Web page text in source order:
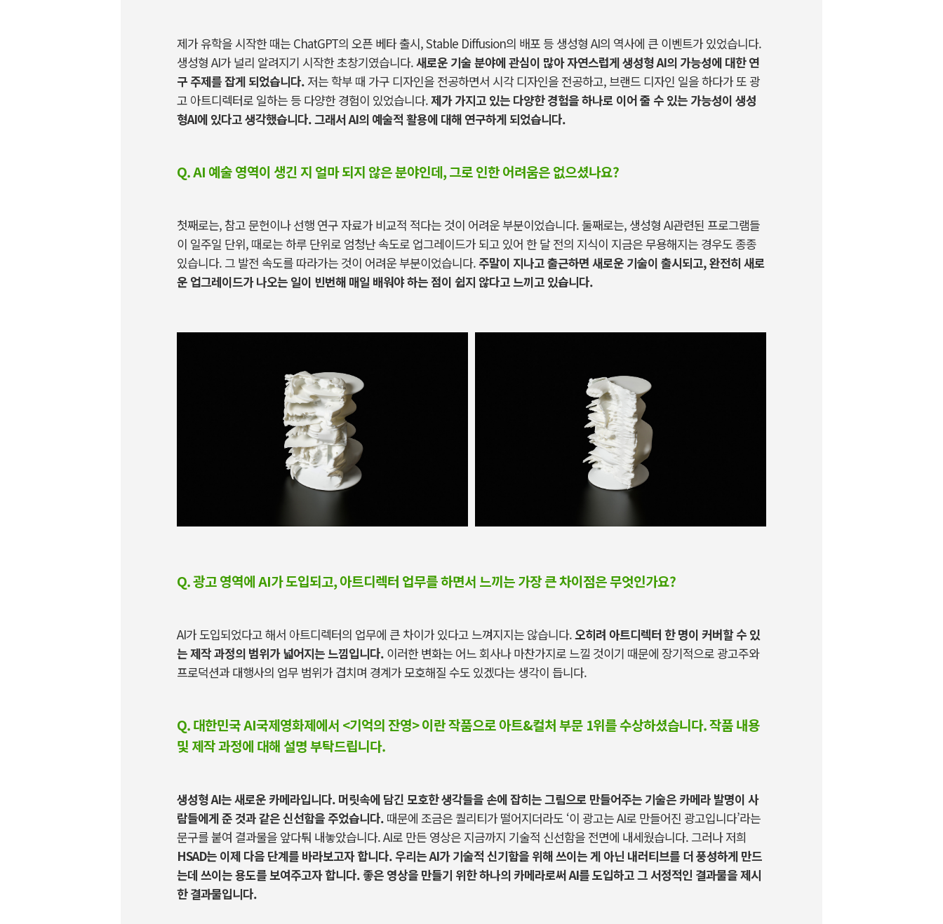
제가 유학을 시작한 때는 ChatGPT의 오픈 베타 출시, Stable Diffusion의 배포 등 생성형 AI의 역사에 큰 이벤트가 있었습니다.
생성형 AI가 널리 알려지기 시작한 초창기였습니다.새로운 기술 분야에 관심이 많아 자연스럽게 생성형AI의 가능성에 대한 연
구 주제를 잡게 되었습니다. 저는 학부 때 가구 디자인을 전공하면서 시각 디자인을 전공하고, 브랜드 디자인 일을 하다가 또 광
고 아트디렉터로 일하는 등 다양한 경험이 있었습니다.제가 가지고 있는 다양한 경험을 하나로 이어 줄 수 있는 가능성이 생성
형AI에 있다고 생각했습니다.그래서AI의 예술적 활용에 대해 연구하게 되었습니다.
Q. AI 예술 영역이 생긴 지 얼마 되지 않은 분야인데, 그로 인한 어려움은 없으셨나요?
첫째로는, 참고 문헌이나 선행 연구 자료가 비교적 적다는 것이 어려운 부분이었습니다.둘째로는, 생성형 AI관련된 프로그램들
이 일주일 단위, 때로는 하루 단위로 엄청난 속도로 업그레이드가 되고 있어 한 달 전의 지식이 지금은 무용해지는 경우도 종종
있습니다. 그 발전 속도를 따라가는 것이 어려운 부분이었습니다. 주말이 지나고 출근하면 새로운 기술이 출시되고,완전히 새로
운 업그레이드가 나오는 일이 빈번해 매일 배워야 하는 점이 쉽지 않다고 느끼고 있습니다.
Q. 광고 영역에 AI가 도입되고, 아트디렉터 업무를 하면서 느끼는 가장 큰 차이점은 무엇인가요?
AI가 도입되었다고 해서 아트디렉터의 업무에 큰 차이가 있다고 느껴지지는 않습니다.오히려 아트디렉터 한 명이 커버할 수 있
는 제작 과정의 범위가 넓어지는 느낌입니다. 이러한 변화는 어느 회사나 마찬가지로 느낄 것이기 때문에 장기적으로 광고주와
프로덕션과 대행사의 업무 범위가 겹치며 경계가 모호해질 수도 있겠다는 생각이 듭니다.
Q. 대한민국 AI국제영화제에서 <기억의 잔영> 이란 작품으로 아트&컬처 부문 1위를 수상하셨습니다. 작품 내용
및 제작 과정에 대해 설명 부탁드립니다.
생성형AI는 새로운 카메라입니다. 머릿속에 담긴 모호한 생각들을 손에 잡히는 그림으로 만들어주는 기술은 카메라 발명이 사
람들에게 준 것과 같은 신선함을 주었습니다. 때문에 조금은 퀄리티가 떨어지더라도 ‘이 광고는AI로 만들어진 광고입니다’라는
문구를 붙여 결과물을 앞다퉈 내놓았습니다. AI로 만든 영상은 지금까지 기술적 신선함을 전면에 내세웠습니다. 그러나 저희
HSAD는 이제 다음 단계를 바라보고자 합니다. 우리는AI가 기술적 신기함을 위해 쓰이는 게 아닌 내러티브를 더 풍성하게 만드
는데 쓰이는 용도를 보여주고자 합니다. 좋은 영상을 만들기 위한 하나의 카메라로써 AI를 도입하고 그 서정적인 결과물을 제시
한 결과물입니다.